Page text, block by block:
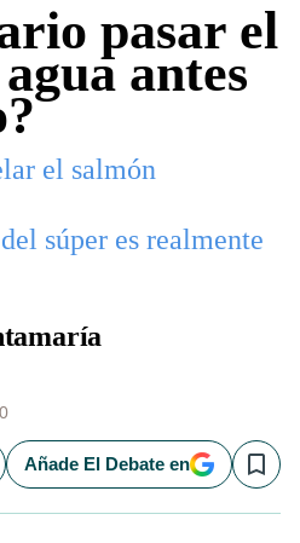
pasar el
antes
el salmón
súper es realmente
Añade El Debate en Save